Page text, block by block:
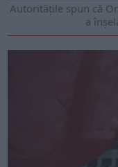
Autoritățile spun că
a